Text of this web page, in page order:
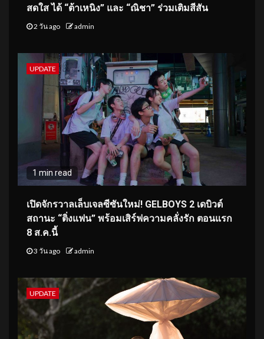
สดใส ได้ “ต้าเหนิง” และ “ณิชา” ร่วมเติมสีสัน
2 วัน ago admin
UPDATE
1 min read
เปิดจักรวาลเล็บเจลซีซันใหม่! GELBOYS 2 เดบิวต์
สถานะ “ติ่งแฟน” พร้อมเสิร์ฟความคลั่งรัก ตอนแรก
8 ส.ค.นี้
3 วัน ago admin
UPDATE